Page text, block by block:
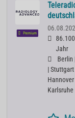
Premium
Jahr
Berlin
|